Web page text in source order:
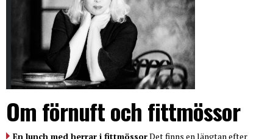
Om förnuft och fittmössor
En lunch med herrar i fittmössorDet finns en längtan efter